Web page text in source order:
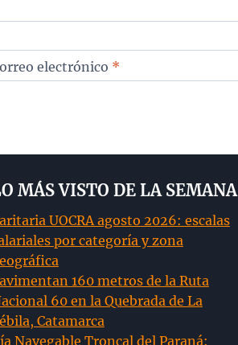
electrónico *
MÁS VISTO DE LA SEMANA
UOCRA agosto 2026: escalas
por categoría y zona
160 metros de la Ruta
60 en la Quebrada de La
Catamarca
Navegable Troncal del Paraná: